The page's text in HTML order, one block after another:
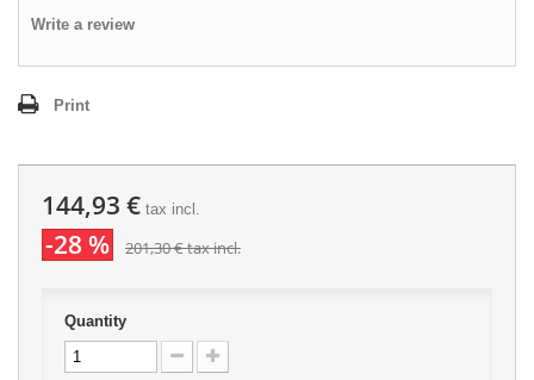
Write a review
Print
144,93 € tax incl.
-28 % 201,30 €tax incl.
Quantity